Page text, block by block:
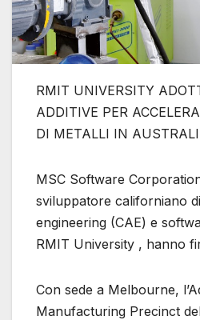
RMIT UNIVERSITY
ADDITIVE PER
DI METALLI IN
MSC Software
sviluppatore californiano
engineering (CAE) e
RMIT University , hanno
Con sede a Melbourne,
Manufacturing Precinct